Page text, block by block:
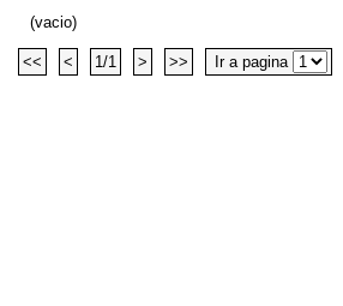
(vacio)
<< < 1/1 > >> Ir a pagina